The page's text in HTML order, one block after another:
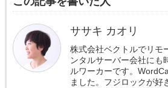
ササキ カオリ
株式会社ベクトルでリモ
ンタルサーバー会社にも
ルワーカーです。
ました。フジロックが好